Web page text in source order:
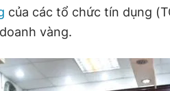
của các tổ chức tín dụng
vàng.